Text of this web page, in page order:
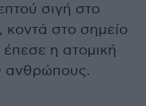
σιγή στο
κοντά στο σημείο
η ατομική
ανθρώπους.